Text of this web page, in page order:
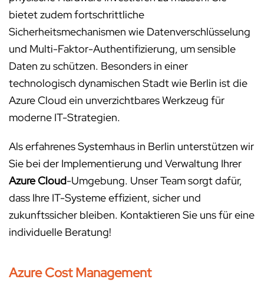
bietet zudem fortschrittliche
Sicherheitsmechanismen wie Datenverschlüsselung
und Multi-Faktor-Authentifizierung, um sensible
Daten zu schützen. Besonders in einer
technologisch dynamischen Stadt wie Berlin ist die
Azure Cloud ein unverzichtbares Werkzeug für
moderne IT-Strategien.
Als erfahrenes Systemhaus in Berlin unterstützen wir
Sie bei der Implementierung und Verwaltung Ihrer
Azure Cloud-Umgebung. Unser Team sorgt dafür,
dass Ihre IT-Systeme effizient, sicher und
zukunftssicher bleiben. Kontaktieren Sie uns für eine
individuelle Beratung!
Azure Cost Management